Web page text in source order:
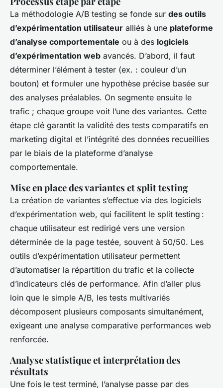
La méthodologie A/B testing se fonde sur des outils
d’expérimentation utilisateur alliés à une plateforme
d’analyse comportementale ou à des logiciels
d’expérimentation web avancés. D’abord, il faut
déterminer l’élément à tester (ex. : couleur d’un
bouton) et formuler une hypothèse précise basée sur
des analyses préalables. On segmente ensuite le
trafic ; chaque groupe voit l’une des variantes. Cette
étape clé garantit la validité des tests comparatifs en
marketing digital et l’intégrité des données recueillies
par le biais de la plateforme d’analyse
comportementale.
Mise en place des variantes et split testing
La création de variantes s’effectue via des logiciels
d’expérimentation web, qui facilitent le split testing :
chaque utilisateur est redirigé vers une version
déterminée de la page testée, souvent à 50/50. Les
outils d’expérimentation utilisateur permettent
d’automatiser la répartition du trafic et la collecte
d’indicateurs clés de performance. Afin d’aller plus
loin que le simple A/B, les tests multivariés
décomposent plusieurs composants simultanément,
exigeant une analyse comparative performances web
renforcée.
Analyse statistique et interprétation des
résultats
Une fois le test terminé, l’analyse passe par des